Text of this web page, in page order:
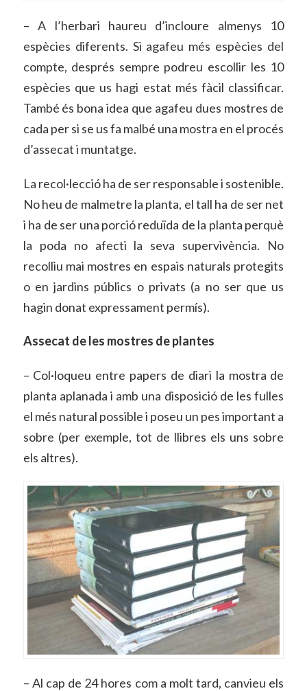
– A l’herbari haureu d’incloure almenys 10
espècies diferents. Si agafeu més espècies del
compte, després sempre podreu escollir les 10
espècies que us hagi estat més fàcil classificar.
També és bona idea que agafeu dues mostres de
cada per si se us fa malbé una mostra en el procés
d’assecat i muntatge.
La recol·lecció ha de ser responsable i sostenible.
No heu de malmetre la planta, el tall ha de ser net
i ha de ser una porció reduïda de la planta perquè
la poda no afecti la seva supervivència. No
recolliu mai mostres en espais naturals protegits
o en jardins públics o privats (a no ser que us
hagin donat expressament permís).
Assecat de les mostres de plantes
– Col·loqueu entre papers de diari la mostra de
planta aplanada i amb una disposició de les fulles
el més natural possible i poseu un pes important a
sobre (per exemple, tot de llibres els uns sobre
els altres).
– Al cap de 24 hores com a molt tard, canvieu els